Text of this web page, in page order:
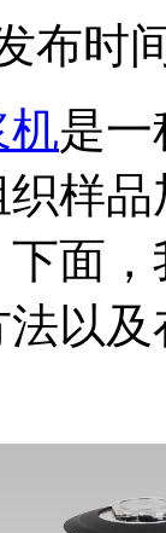
布时
机是
样
面
以